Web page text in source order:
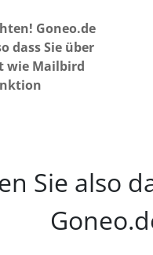
Goneo.de
dass Sie über
wie Mailbird
Sie also